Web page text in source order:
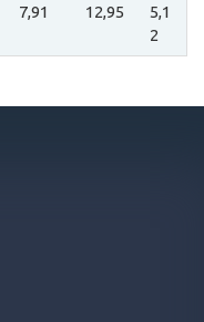
7,91 12,95
5,1
2